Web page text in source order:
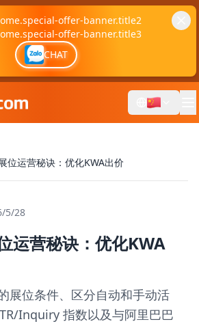
offer-banner.title2
offer-banner.title3
CHAT
位运营秘诀：优化KWA出价
5/28
运营秘诀：优化KWA
展位条件、区分自动和手动活
Inquiry 指数以及与阿里巴巴